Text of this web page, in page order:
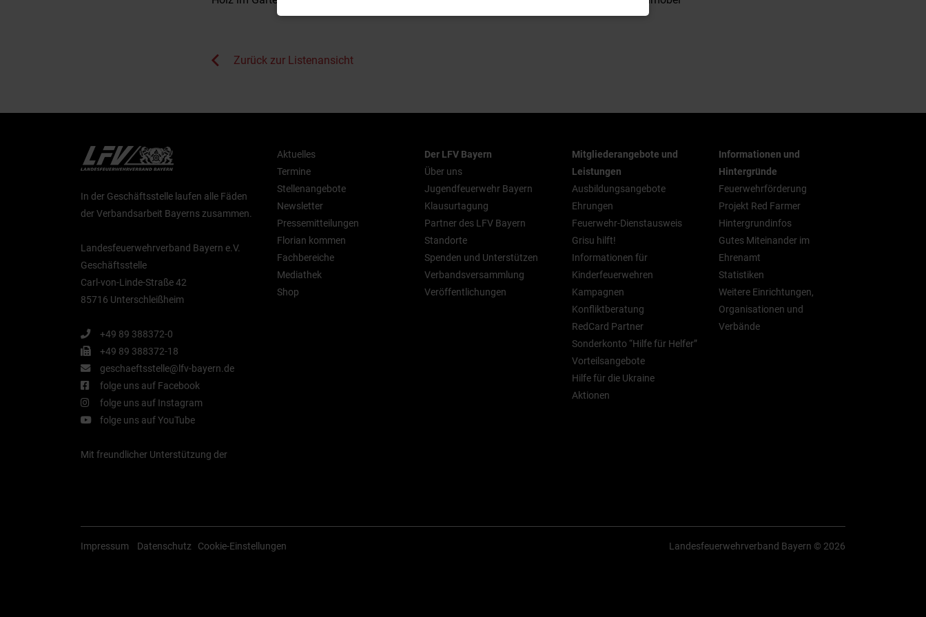
Zurück zur Listenansicht
In der Geschäftsstelle laufen alle Fäden
der Verbandsarbeit Bayerns zusammen.
Landesfeuerwehrverband Bayern e.V.
Geschäftsstelle
Carl-von-Linde-Straße 42
85716 Unterschleißheim
+49 89 388372-0
+49 89 388372-18
geschaeftsstelle@lfv-bayern.de
folge uns auf Facebook
folge uns auf Instagram
folge uns auf YouTube
Mit freundlicher Unterstützung der
Aktuelles
Termine
Stellenangebote
Newsletter
Pressemitteilungen
Florian kommen
Fachbereiche
Mediathek
Shop
Der LFV Bayern
Über uns
Jugendfeuerwehr Bayern
Klausurtagung
Partner des LFV Bayern
Standorte
Spenden und Unterstützen
Verbandsversammlung
Veröffentlichungen
Mitgliederangebote und
Leistungen
Ausbildungsangebote
Ehrungen
Feuerwehr-Dienstausweis
Grisu hilft!
Informationen für
Kinderfeuerwehren
Kampagnen
Konfliktberatung
RedCard Partner
Sonderkonto “Hilfe für Helfer”
Vorteilsangebote
Hilfe für die Ukraine
Aktionen
Informationen und
Hintergründe
Feuerwehrförderung
Projekt Red Farmer
Hintergrundinfos
Gutes Miteinander im
Ehrenamt
Statistiken
Weitere Einrichtungen,
Organisationen und
Verbände
Impressum Datenschutz Cookie-Einstellungen Landesfeuerwehrverband Bayern © 2026